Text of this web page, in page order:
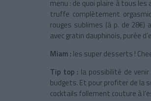
menu : de quoi plaire à tous
truffe complètement
rouges sublimes (à p. de 28€)
avec gratin dauphinois, purée
Miam : les super desserts !
Tip top : la possibilité de
budgets. Et pour profiter de la
cocktails follement couture à